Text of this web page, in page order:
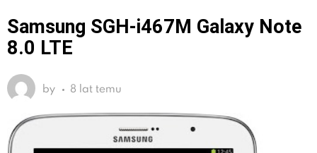
Samsung SGH-i467M Galaxy Note
8.0 LTE
by 8 lat temu